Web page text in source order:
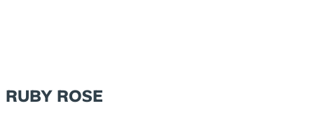
RUBY ROSE